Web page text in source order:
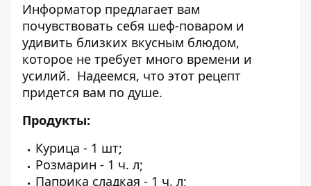
Информатор предлагает вам
почувствовать себя шеф-поваром и
удивить близких вкусным блюдом,
которое не требует много времени и
усилий. Надеемся, что этот рецепт
придется вам по душе.
Продукты:
Курица - 1 шт;
Розмарин - 1 ч. л;
Паприка сладкая - 1 ч. л;